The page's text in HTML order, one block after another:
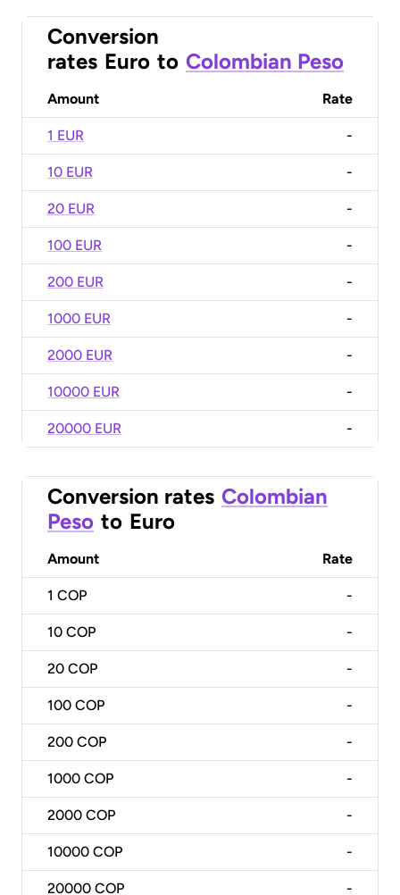
Conversion
rates Euro to Colombian Peso
Amount Rate
1 EUR -
10 EUR -
20 EUR -
100 EUR -
200 EUR -
1000 EUR -
2000 EUR -
10000 EUR -
20000 EUR -
Conversion rates Colombian
Peso to Euro
Amount Rate
1 COP -
10 COP -
20 COP -
100 COP -
200 COP -
1000 COP -
2000 COP -
10000 COP -
20000 COP -